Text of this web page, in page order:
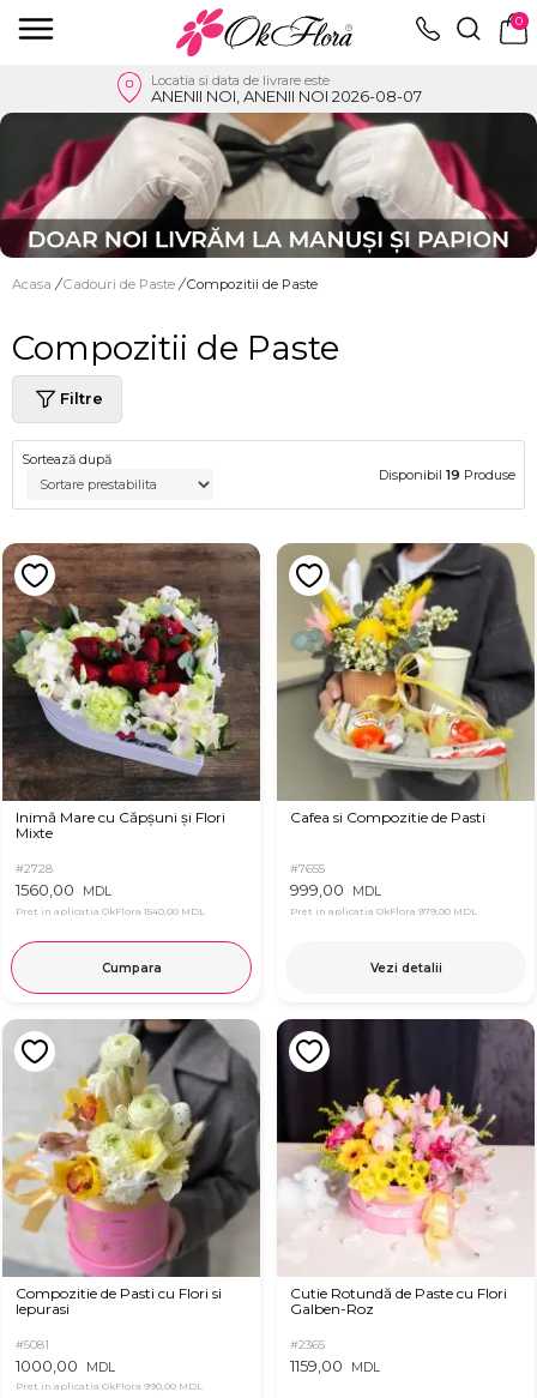
0
Locatia si data de livrare este
ANENII NOI, ANENII NOI 2026-08-07
Acasa / Cadouri de Paste / Compozitii de Paste
Compozitii de Paste
Filtre
Sortează după
Disponibil 19 Produse
Inimă Mare cu Căpșuni și Flori
Mixte
#2728
1560,00 MDL
Pret in aplicatia OkFlora 1540,00 MDL
Cumpara
Cafea si Compozitie de Pasti
#7655
999,00 MDL
Pret in aplicatia OkFlora 979,00 MDL
Vezi detalii
Compozitie de Pasti cu Flori si
Iepurasi
#5081
1000,00 MDL
Pret in aplicatia OkFlora 990,00 MDL
Cutie Rotundă de Paste cu Flori
Galben-Roz
#2365
1159,00 MDL